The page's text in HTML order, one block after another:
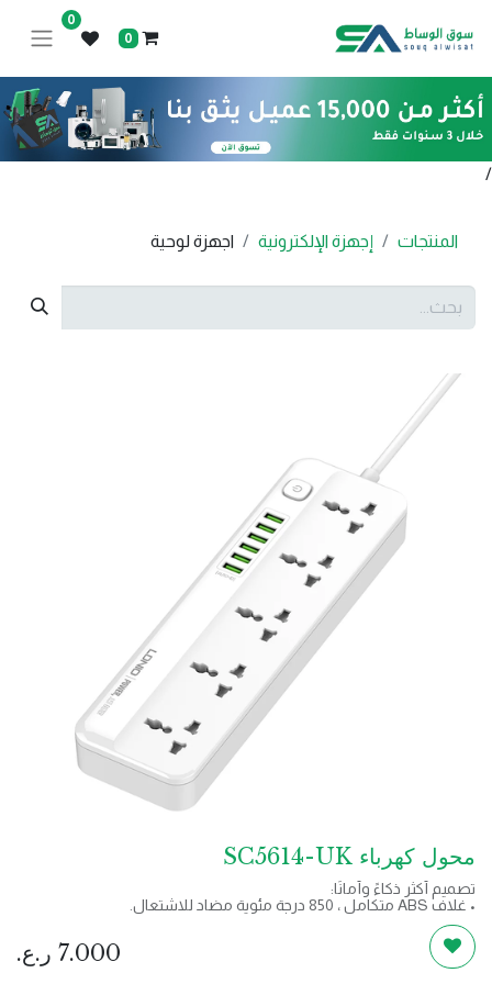
0
0
/
المنتجات إجهزة الإلكترونية اجهزة لوحية
محول كهرباء SC5614-UK
تصميم أكثر ذكاءً وأمانًا:
• غلاف ABS متكامل ، 850 درجة مئوية مضاد للاشتعال.
لأي حجم من الأجهزة المنزلية والأجهزة المحمولة.
• قم بحماية ما يصل إلى 11 جهازًا ضد التموجات والتقلبات والتداخل
الكهرومغناطيسي.
7.000 ر.ع.